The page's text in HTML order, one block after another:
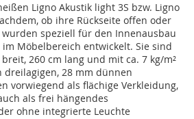
Ligno Akustik light 3S bzw. Ligno
ob ihre Rückseite offen oder
wurden speziell für den Innenausbau
Möbelbereich entwickelt. Sie sind
260 cm lang und mit ca. 7 kg/m²
dreilagigen, 28 mm dünnen
vorwiegend als flächige Verkleidung,
als frei hängendes
ohne integrierte Leuchte